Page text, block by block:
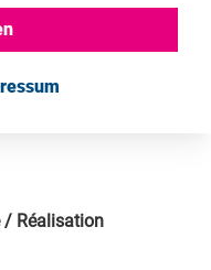
/ Réalisation